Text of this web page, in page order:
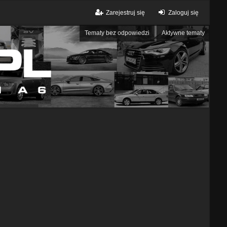
Zaloguj się
Zarejestruj się
Tematy bez odpowiedzi Aktywne tematy